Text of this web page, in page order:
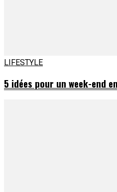
LIFESTYLE
5 idées pour un week-end